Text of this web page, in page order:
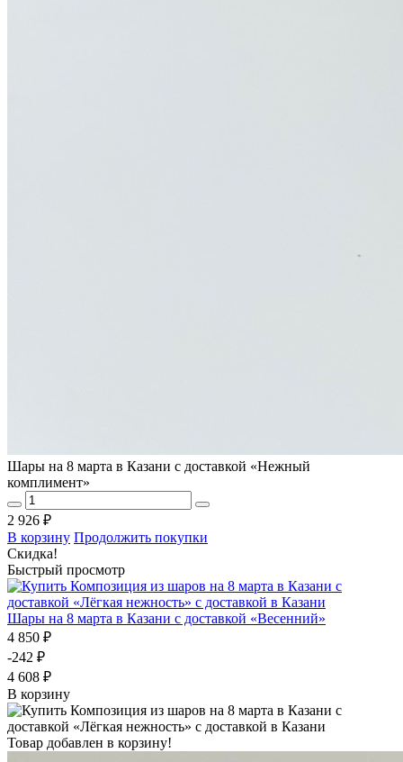
Шары на 8 марта в Казани с доставкой «Нежный
комплимент»
2 926 ₽
В корзину Продолжить покупки
Скидка!
Быстрый просмотр
Шары на 8 марта в Казани с доставкой «Весенний»
4 850 ₽
-242 ₽
4 608 ₽
В корзину
Товар добавлен в корзину!